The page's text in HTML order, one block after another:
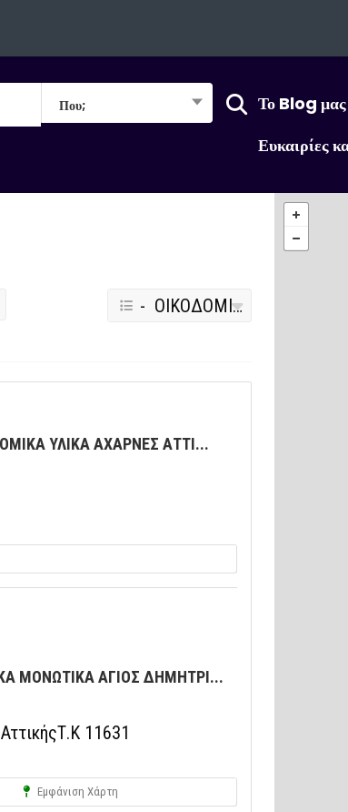
Που;
Το Blog μας
Ευκαιρίες
- ΟΙΚΟΔΟΜΙΚΑ ΥΛΙΚΑ
ΥΛΙΚΑ ΑΧΑΡΝΕΣ ΑΤΤΙ...
ΜΟΝΩΤΙΚΑ ΑΓΙΟΣ ΔΗΜΗΤΡΙ...
11631
Εμφάνιση Χάρτη